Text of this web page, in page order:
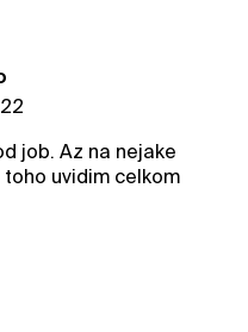
job. Az na nejake
uvidim celkom